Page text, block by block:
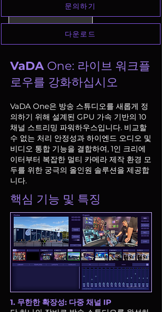
문의하기
다운로드
VaDA One: 라이브 워크플
로우를 강화하십시오
VaDA One은 방송 스튜디오를 새롭게 정
의하기 위해 설계된 GPU 가속 기반의 10
채널 스트리밍 파워하우스입니다. 비교할
수 없는 처리 안정성과 하이엔드 오디오 및
비디오 통합 기능을 결합하여, 1인 크리에
이터부터 복잡한 멀티 카메라 제작 환경 모
두를 위한 궁극의 올인원 솔루션을 제공합
니다.​
핵심 기능 및 특징
1. 무한한 확장성: 다중 채널 IP